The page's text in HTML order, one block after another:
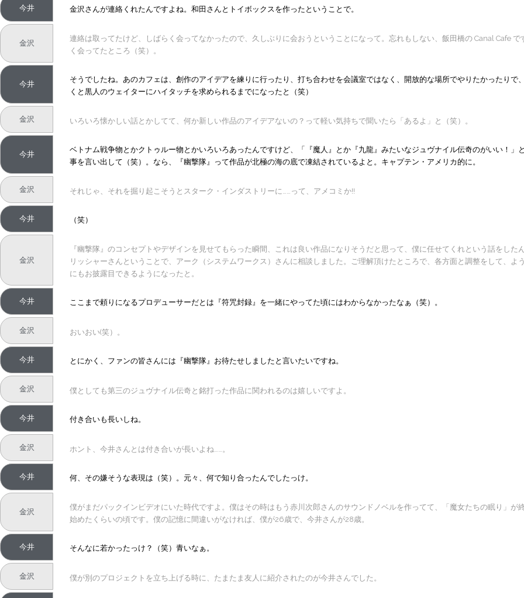
今井 金沢さんが連絡くれたんですよね。和田さんとトイボックスを作ったということで。
金沢
連絡は取ってたけど、しばらく会ってなかったので、久しぶりに会おうということになって。忘れもしない、飯田橋の Canal Cafe で
く会ってたところ（笑）。
今井
そうでしたね。あのカフェは、創作のアイデアを練りに行ったり、打ち合わせを会議室ではなく、開放的な場所でやりたかったりで
くと黒人のウェイターにハイタッチを求められるまでになったと（笑）
金沢 いろいろ懐かしい話とかしてて、何か新しい作品のアイデアないの？って軽い気持ちで聞いたら「あるよ」と（笑）。
今井
ベトナム戦争物とかクトゥルー物とかいろいろあったんですけど、「『魔人』とか『九龍』みたいなジュヴナイル伝奇のがいい！」
事を言い出して（笑）。なら、『幽撃隊』って作品が北極の海の底で凍結されているよと。キャプテン・アメリカ的に。
金沢 それじゃ、それを掘り起こそうとスターク・インダストリーに……って、アメコミか!!
今井 （笑）
金沢
『幽撃隊』のコンセプトやデザインを見せてもらった瞬間、これは良い作品になりそうだと思って、僕に任せてくれという話をした
リッシャーさんということで、アーク（システムワークス）さんに相談しました。ご理解頂けたところで、各方面と調整をして、よ
にもお披露目できるようになったと。
今井 ここまで頼りになるプロデューサーだとは『符咒封録』を一緒にやってた頃にはわからなかったなぁ（笑）。
金沢 おいおい(笑）。
今井 とにかく、ファンの皆さんには『幽撃隊』お待たせしましたと言いたいですね。
金沢 僕としても第三のジュヴナイル伝奇と銘打った作品に関われるのは嬉しいですよ。
今井 付き合いも長いしね。
金沢 ホント、今井さんとは付き合いが長いよね……。
今井 何、その嫌そうな表現は（笑）。元々、何で知り合ったんでしたっけ。
金沢
僕がまだパックインビデオにいた時代ですよ。僕はその時はもう赤川次郎さんのサウンドノベルを作ってて、「魔女たちの眠り」が
始めたくらいの頃です。僕の記憶に間違いがなければ、僕が26歳で、今井さんが28歳。
今井 そんなに若かったっけ？（笑）青いなぁ。
金沢 僕が別のプロジェクトを立ち上げる時に、たまたま友人に紹介されたのが今井さんでした。